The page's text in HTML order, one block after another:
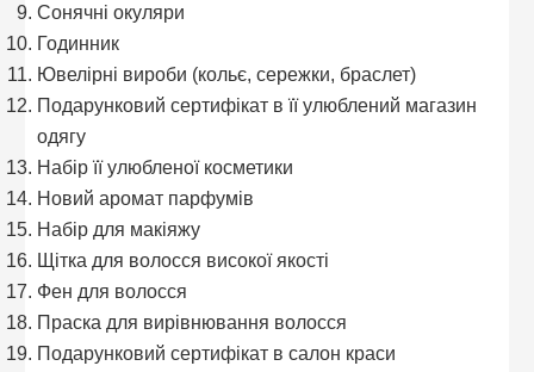
Сонячні окуляри
Годинник
Ювелірні вироби (кольє, сережки, браслет)
Подарунковий сертифікат в її улюблений магазин
одягу
Набір її улюбленої косметики
Новий аромат парфумів
Набір для макіяжу
Щітка для волосся високої якості
Фен для волосся
Праска для вирівнювання волосся
Подарунковий сертифікат в салон краси